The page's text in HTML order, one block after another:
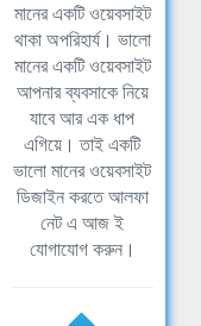
মানের একটি ওয়েবসাইট
থাকা অপরিহার্য। ভালো
মানের একটি ওয়েবসাইট
আপনার ব্যবসাকে নিয়ে
যাবে আর এক ধাপ
এগিয়ে। তাই একটি
ভালো মানের ওয়েবসাইট
ডিজাইন করতে আলফা
নেট এ আজ ই
যোগাযোগ করুন।